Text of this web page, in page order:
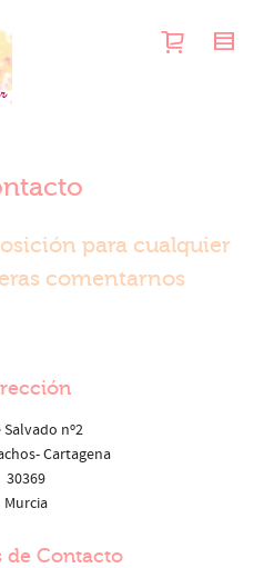
para cualquier
comentarnos
Salvado nº2
Cartagena
30369
Murcia
de Contacto